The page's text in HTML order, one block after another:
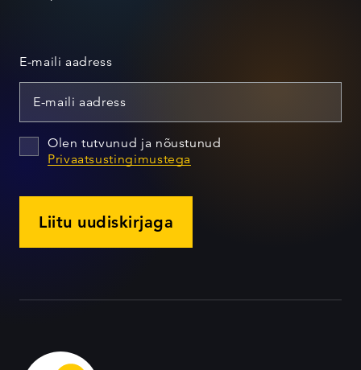
E-maili aadress
Olen tutvunud ja nõustunud
Privaatsustingimustega
Liitu uudiskirjaga